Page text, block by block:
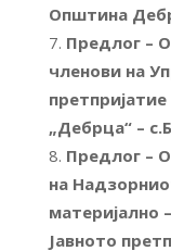
Општина
Предлог –
членови на
„Дебрца“ –
Предлог –
на
материјално
Јавното